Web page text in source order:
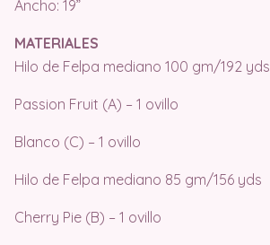
Ancho: 19”
MATERIALES
Hilo de Felpa mediano 100 gm/192 yds
Passion Fruit (A) – 1 ovillo
Blanco (C) – 1 ovillo
Hilo de Felpa mediano 85 gm/156 yds
Cherry Pie (B) – 1 ovillo